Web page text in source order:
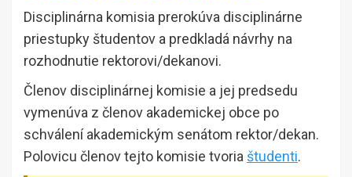
Disciplinárna komisia prerokúva disciplinárne
priestupky študentov a predkladá návrhy na
rozhodnutie rektorovi/dekanovi.
Členov disciplinárnej komisie a jej predsedu
vymenúva z členov akademickej obce po
schválení akademickým senátom rektor/dekan.
Polovicu členov tejto komisie tvoria študenti.